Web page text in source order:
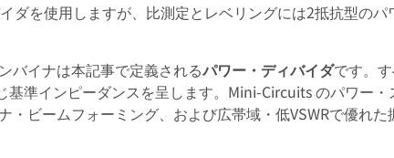
を使用しますが、比測定とレベリングには2抵抗型のパ
バイナは本記事で定義されるパワー・ディバイダです。
準インピーダンスを呈します。Mini-Circuits のパワー
ビームフォーミング、および広帯域・低VSWRで優れ